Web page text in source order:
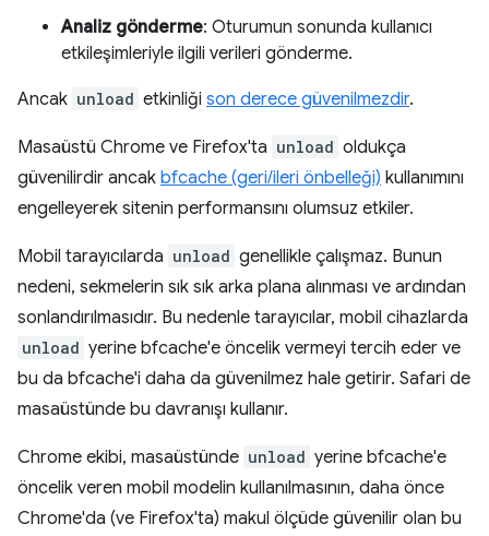
Analiz gönderme: Oturumun sonunda kullanıcı
etkileşimleriyle ilgili verileri gönderme.
Ancak unload etkinliği son derece güvenilmezdir.
Masaüstü Chrome ve Firefox'ta unload oldukça
güvenilirdir ancak bfcache (geri/ileri önbelleği) kullanımını
engelleyerek sitenin performansını olumsuz etkiler.
Mobil tarayıcılarda unload genellikle çalışmaz. Bunun
nedeni, sekmelerin sık sık arka plana alınması ve ardından
sonlandırılmasıdır. Bu nedenle tarayıcılar, mobil cihazlarda
unload yerine bfcache'e öncelik vermeyi tercih eder ve
bu da bfcache'i daha da güvenilmez hale getirir. Safari de
masaüstünde bu davranışı kullanır.
Chrome ekibi, masaüstünde unload yerine bfcache'e
öncelik veren mobil modelin kullanılmasının, daha önce
Chrome'da (ve Firefox'ta) makul ölçüde güvenilir olan bu